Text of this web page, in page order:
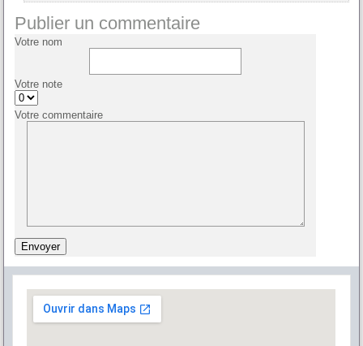
Publier un commentaire
Votre nom
Votre note
Votre commentaire